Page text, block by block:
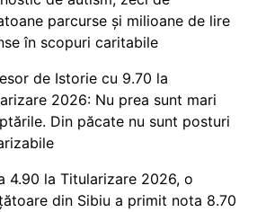
parcurse și milioane de lire
în scopuri caritabile
de Istorie cu 9.70 la
2026: Nu prea sunt mari
Din păcate nu sunt posturi
4.90 la Titularizare 2026, o
din Sibiu a primit nota 8.70